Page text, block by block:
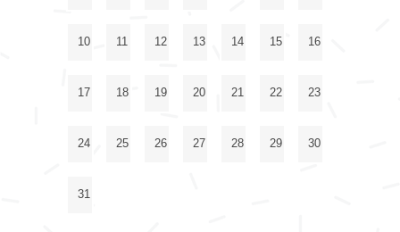
10 11 12 13 14 15 16
17 18 19 20 21 22 23
24 25 26 27 28 29 30
31